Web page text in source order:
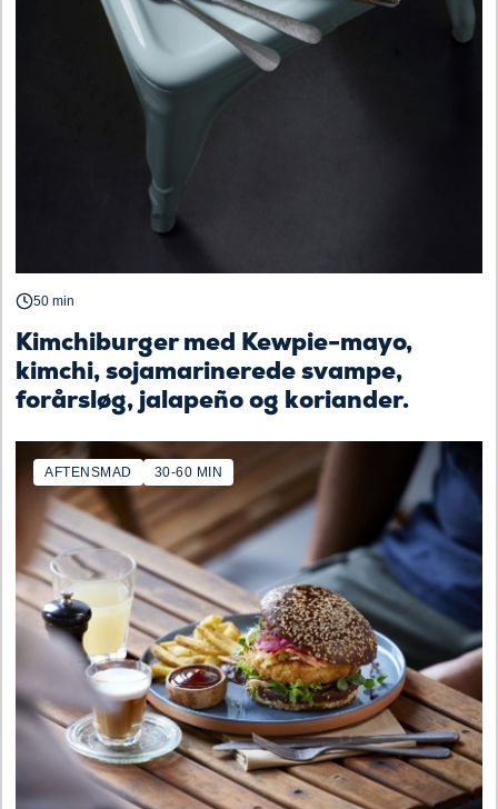
50 min
Kimchiburger med Kewpie-mayo,
kimchi, sojamarinerede svampe,
forårsløg, jalapeño og koriander.
AFTENSMAD 30-60 MIN